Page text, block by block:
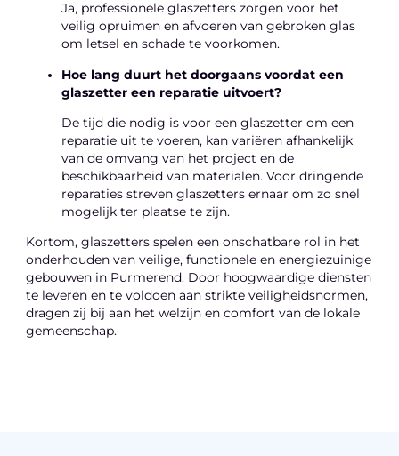
Ja, professionele glaszetters zorgen voor het
veilig opruimen en afvoeren van gebroken glas
om letsel en schade te voorkomen.
Hoe lang duurt het doorgaans voordat een
glaszetter een reparatie uitvoert?
De tijd die nodig is voor een glaszetter om een
reparatie uit te voeren, kan variëren afhankelijk
van de omvang van het project en de
beschikbaarheid van materialen. Voor dringende
reparaties streven glaszetters ernaar om zo snel
mogelijk ter plaatse te zijn.
Kortom, glaszetters spelen een onschatbare rol in het
onderhouden van veilige, functionele en energiezuinige
gebouwen in Purmerend. Door hoogwaardige diensten
te leveren en te voldoen aan strikte veiligheidsnormen,
dragen zij bij aan het welzijn en comfort van de lokale
gemeenschap.